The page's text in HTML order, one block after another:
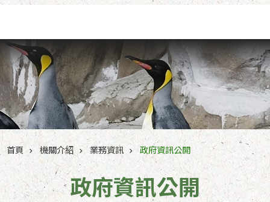
首頁 機關介紹 業務資訊 政府資訊公開
政府資訊公開